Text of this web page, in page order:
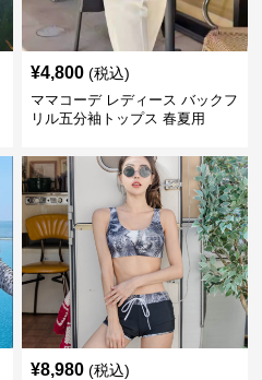
¥4,800 (税込)
ママコーデ レディース バックフ
リル五分袖トップス 春夏用
¥8,980 (税込)